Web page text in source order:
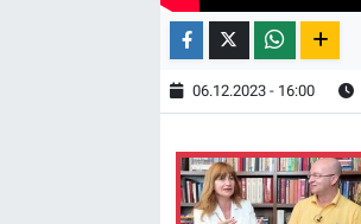
06.12.2023 - 16:00